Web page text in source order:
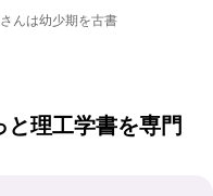
んは幼少期を古書
理工学書を専門